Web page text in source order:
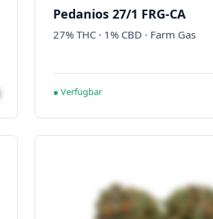
Pedanios 27/1 FRG-CA
27% THC · 1% CBD · Farm Gas
● Verfügbar